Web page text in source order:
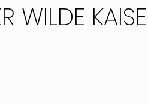
WILDE
stars.